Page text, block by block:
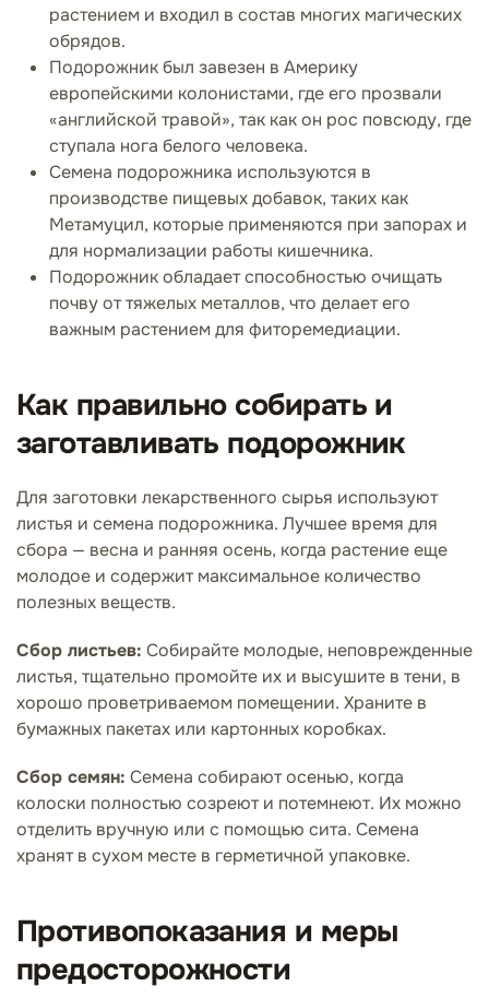
растением и входил в состав многих магических
обрядов.
Подорожник был завезен в Америку
европейскими колонистами, где его прозвали
«английской травой», так как он рос повсюду, где
ступала нога белого человека.
Семена подорожника используются в
производстве пищевых добавок, таких как
Метамуцил, которые применяются при запорах и
для нормализации работы кишечника.
Подорожник обладает способностью очищать
почву от тяжелых металлов, что делает его
важным растением для фиторемедиации.
Как правильно собирать и
заготавливать подорожник
Для заготовки лекарственного сырья используют
листья и семена подорожника. Лучшее время для
сбора — весна и ранняя осень, когда растение еще
молодое и содержит максимальное количество
полезных веществ.
Сбор листьев: Собирайте молодые, неповрежденные
листья, тщательно промойте их и высушите в тени, в
хорошо проветриваемом помещении. Храните в
бумажных пакетах или картонных коробках.
Сбор семян: Семена собирают осенью, когда
колоски полностью созреют и потемнеют. Их можно
отделить вручную или с помощью сита. Семена
хранят в сухом месте в герметичной упаковке.
Противопоказания и меры
предосторожности